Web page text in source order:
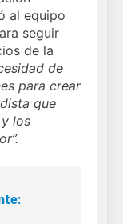
al equipo
seguir
de la
de
para crear
que
los